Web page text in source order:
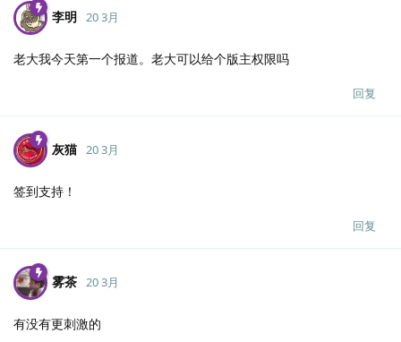
李明 20 3月
老大我今天第一个报道。老大可以给个版主权限吗
回复
灰猫 20 3月
签到支持！
回复
雾茶 20 3月
有没有更刺激的